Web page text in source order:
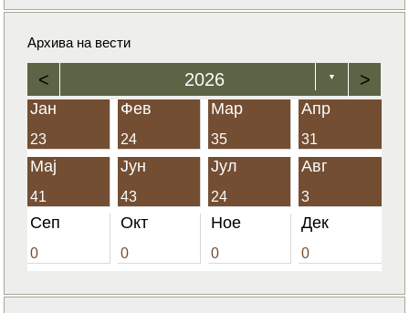
Архива на вести
< 2026 ▼ >
Јан
23
Фев
24
Мар
35
Апр
31
Мај
41
Јун
43
Јул
24
Авг
3
Сеп
0
Окт
0
Ное
0
Дек
0